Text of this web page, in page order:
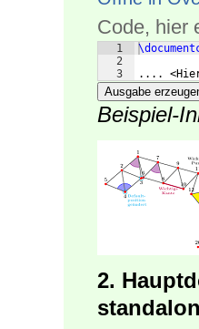
Code, hier
1
2
3
....
Ausgabe
Beispiel-
2.